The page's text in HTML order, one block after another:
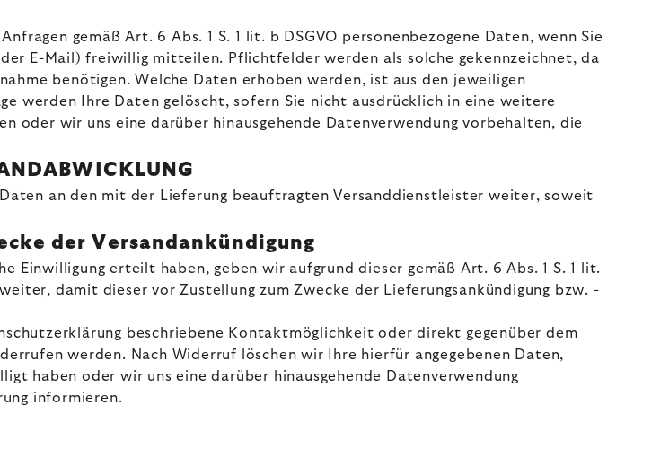
gemäß Art. 6 Abs. 1 S. 1 lit. b DSGVO personenbezogene Daten, wenn Sie
E-Mail) freiwillig mitteilen. Pflichtfelder werden als solche gekennzeichnet, da
benötigen. Welche Daten erhoben werden, ist aus den jeweiligen
werden Ihre Daten gelöscht, sofern Sie nicht ausdrücklich in eine weitere
oder wir uns eine darüber hinausgehende Datenverwendung vorbehalten, die
an den mit der Lieferung beauftragten Versanddienstleister weiter, soweit
der Versandankündigung
Einwilligung erteilt haben, geben wir aufgrund dieser gemäß Art. 6 Abs. 1 S. 1 lit.
damit dieser vor Zustellung zum Zwecke der Lieferungsankündigung bzw. -
beschriebene Kontaktmöglichkeit oder direkt gegenüber dem
werden. Nach Widerruf löschen wir Ihre hierfür angegebenen Daten,
haben oder wir uns eine darüber hinausgehende Datenverwendung
informieren.